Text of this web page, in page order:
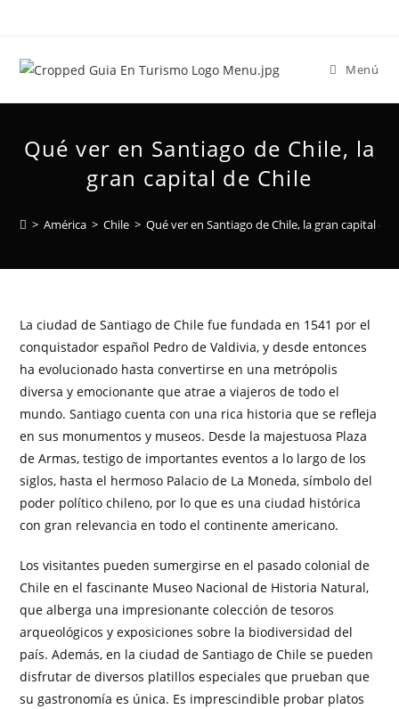
Menú
Qué ver en Santiago de Chile, la
gran capital de Chile
> América > Chile > Qué ver en Santiago de Chile, la gran capital de
La ciudad de Santiago de Chile fue fundada en 1541 por el
conquistador español Pedro de Valdivia, y desde entonces
ha evolucionado hasta convertirse en una metrópolis
diversa y emocionante que atrae a viajeros de todo el
mundo. Santiago cuenta con una rica historia que se refleja
en sus monumentos y museos. Desde la majestuosa Plaza
de Armas, testigo de importantes eventos a lo largo de los
siglos, hasta el hermoso Palacio de La Moneda, símbolo del
poder político chileno, por lo que es una ciudad histórica
con gran relevancia en todo el continente americano.
Los visitantes pueden sumergirse en el pasado colonial de
Chile en el fascinante Museo Nacional de Historia Natural,
que alberga una impresionante colección de tesoros
arqueológicos y exposiciones sobre la biodiversidad del
país. Además, en la ciudad de Santiago de Chile se pueden
disfrutar de diversos platillos especiales que prueban que
su gastronomía es única. Es imprescindible probar platos